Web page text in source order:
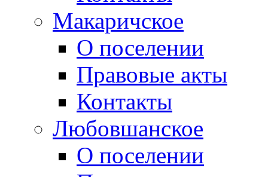
Макаричское
О поселении
Правовые акты
Контакты
Любовшанское
О поселении